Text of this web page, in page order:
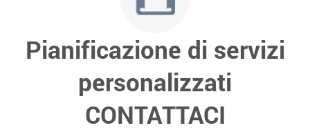
Pianificazione di servizi
personalizzati
CONTATTACI